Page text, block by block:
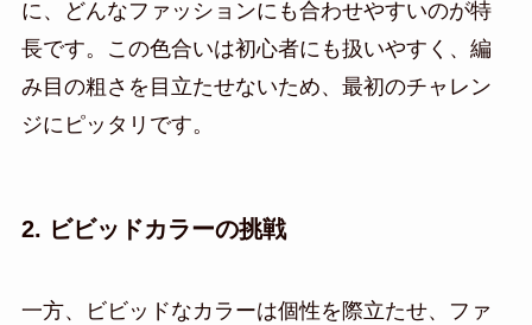
に、どんなファッションにも合わせやすいのが特
長です。この色合いは初心者にも扱いやすく、編
み目の粗さを目立たせないため、最初のチャレン
ジにピッタリです。
2. ビビッドカラーの挑戦
一方、ビビッドなカラーは個性を際立たせ、ファ